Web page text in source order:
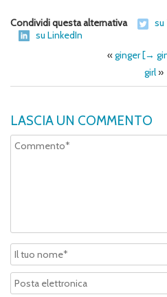
Condividi questa alternativa su
su LinkedIn
«ginger [→
girl»
LASCIA UN COMMENTO